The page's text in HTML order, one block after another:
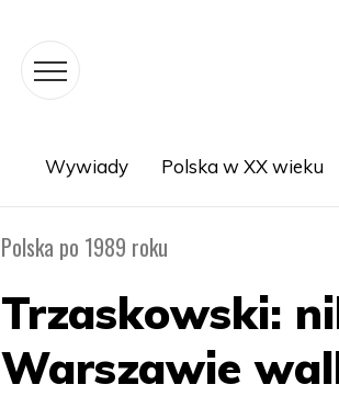
Wywiady Polska w XX wieku
Polska po 1989 roku
Trzaskowski:
Warszawie